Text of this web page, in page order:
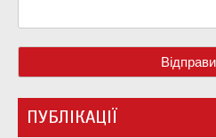
ПУБЛІКАЦІЇ